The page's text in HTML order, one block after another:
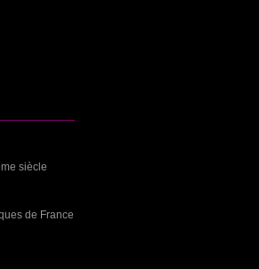
siècle
de France